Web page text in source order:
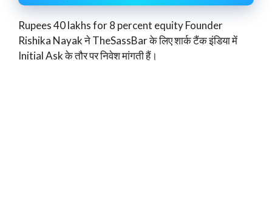
Rupees 40 lakhs for 8 percent equity Founder
Rishika Nayak ने TheSassBar के लिए शार्क टैंक इंडिया में
Initial Ask के तौर पर निवेश मांगती हैं।